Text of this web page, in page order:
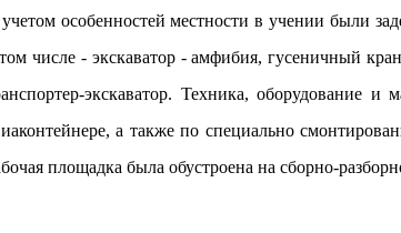
особенностей местности в учении были
числе - экскаватор - амфибия, гусеничный
экскаватор. Техника, оборудование и
а такжепо специально
площадка была обустроена на сборно-